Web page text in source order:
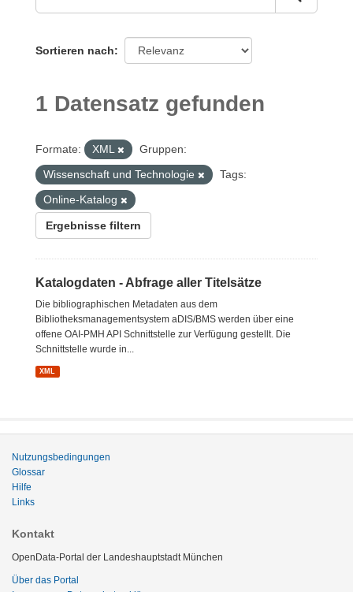
Sortieren nach
1 Datensatz gefunden
Formate: XML
Gruppen:
Wissenschaft und Technologie
Tags:
Online-Katalog
Ergebnisse filtern
Katalogdaten - Abfrage aller Titelsätze
Die bibliographischen Metadaten aus dem
Bibliotheksmanagementsystem aDIS/BMS werden über eine
offene OAI-PMH API Schnittstelle zur Verfügung gestellt. Die
Schnittstelle wurde in...
XML
Nutzungsbedingungen
Glossar
Hilfe
Links
Kontakt
OpenData-Portal der Landeshauptstadt München
Über das Portal